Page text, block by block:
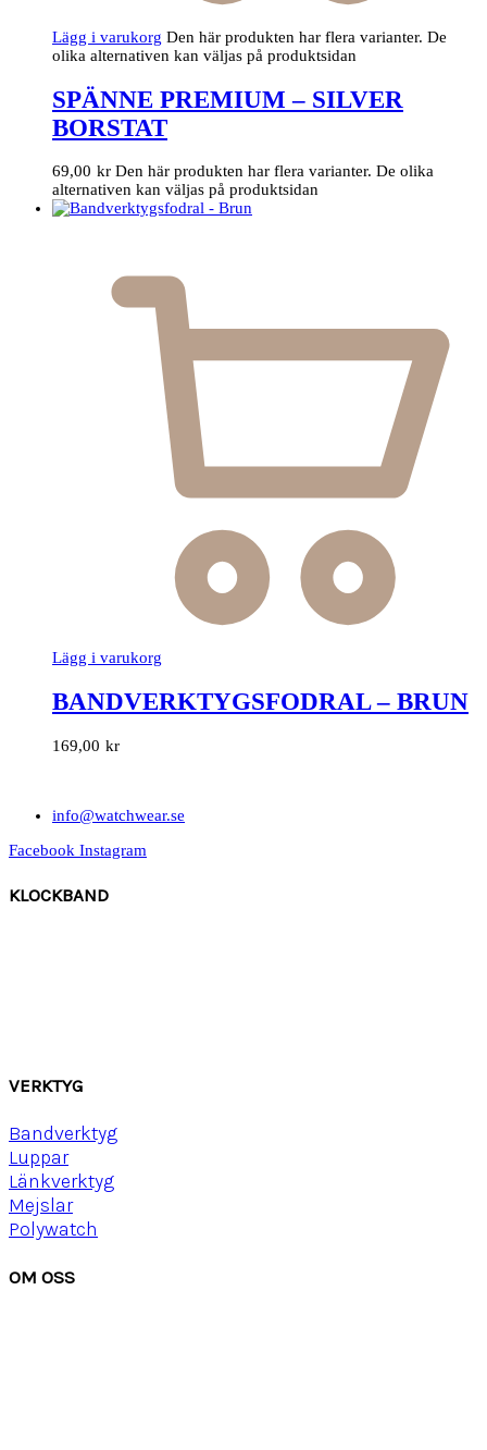
Lägg i varukorg Den här produkten har flera varianter. De
olika alternativen kan väljas på produktsidan
SPÄNNE PREMIUM – SILVER
BORSTAT
69,00 kr Den här produkten har flera varianter. De olika
alternativen kan väljas på produktsidan
Lägg i varukorg
BANDVERKTYGSFODRAL – BRUN
169,00 kr
info@watchwear.se
Facebook Instagram
KLOCKBAND
VERKTYG
Bandverktyg
Luppar
Länkverktyg
Mejslar
Polywatch
OM OSS